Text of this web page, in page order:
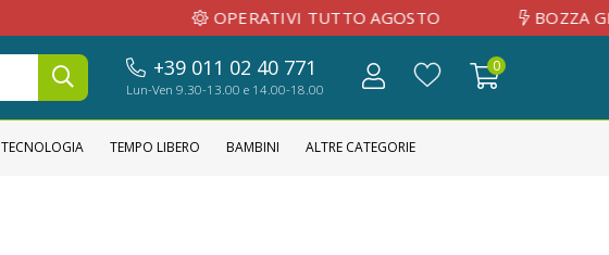
OPERATIVI TUTTO AGOSTO BOZZA GRAFICA
+39 011 02 40 771
Lun-Ven 9.30-13.00 e 14.00-18.00
0
TECNOLOGIA TEMPO LIBERO BAMBINI ALTRE CATEGORIE